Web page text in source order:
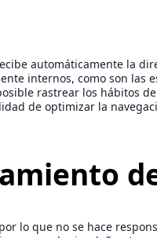
automáticamente la
internos, como son las
rastrear los hábitos
de optimizar la
lo que no se hace